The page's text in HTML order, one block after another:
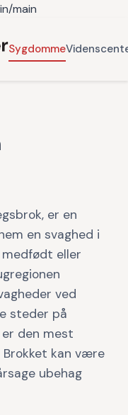
main
Sygdomme
er en
en svaghed i
eller
ved
steder på
den mest
Brokket kan være
ubehag